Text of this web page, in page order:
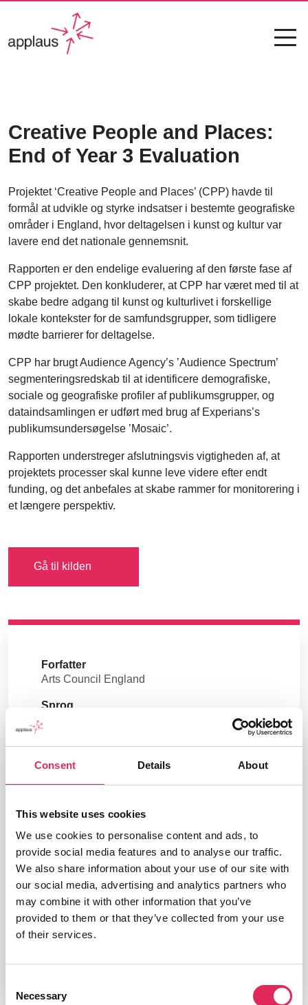
Consent Details About
This website uses cookies
We use cookies to personalise content and ads, to
provide social media features and to analyse our traffic.
We also share information about your use of our site with
our social media, advertising and analytics partners who
may combine it with other information that you’ve
provided to them or that they’ve collected from your use
of their services.
Selection
Necessary
Creative People and Places:
End of Year 3 Evaluation
Projektet ‘Creative People and Places’ (CPP) havde til
formål at udvikle og styrke indsatser i bestemte geografiske
områder i England, hvor deltagelsen i kunst og kultur var
lavere end det nationale gennemsnit.
Rapporten er den endelige evaluering af den første fase af
CPP projektet. Den konkluderer, at CPP har været med til at
skabe bedre adgang til kunst og kulturlivet i forskellige
lokale kontekster for de samfundsgrupper, som tidligere
mødte barrierer for deltagelse.
CPP har brugt Audience Agency’s ’Audience Spectrum’
segmenteringsredskab til at identificere demografiske,
sociale og geografiske profiler af publikumsgrupper, og
dataindsamlingen er udført med brug af Experians’s
publikumsundersøgelse ’Mosaic’.
Rapporten understreger afslutningsvis vigtigheden af, at
projektets processer skal kunne leve videre efter endt
funding, og det anbefales at skabe rammer for monitorering i
et længere perspektiv.
Gå til kilden
Forfatter
Arts Council England
Sprog
Nøgleord
Europæiske projekter Publikumssegmentering
Kultur
Udgivelsesår
Type
Rapport
Udgiver/forlag
Arts Council England